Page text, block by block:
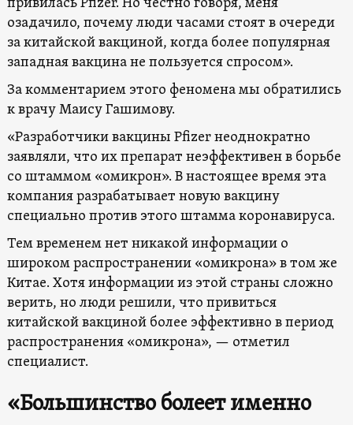
озадачило, почему люди часами стоят в очереди
за китайской вакциной, когда более популярная
западная вакцина не пользуется спросом».
За комментарием этого феномена мы обратились
к врачу Маису Гашимову.
«Разработчики вакцины Pfizer неоднократно
заявляли, что их препарат неэффективен в борьбе
со штаммом «омикрон». В настоящее время эта
компания разрабатывает новую вакцину
специально против этого штамма коронавируса.
Тем временем нет никакой информации о
широком распространении «омикрона» в том же
Китае. Хотя информации из этой страны сложно
верить, но люди решили, что привиться
китайской вакциной более эффективно в период
распространения «омикрона», — отметил
специалист.
«Большинство болеет именно